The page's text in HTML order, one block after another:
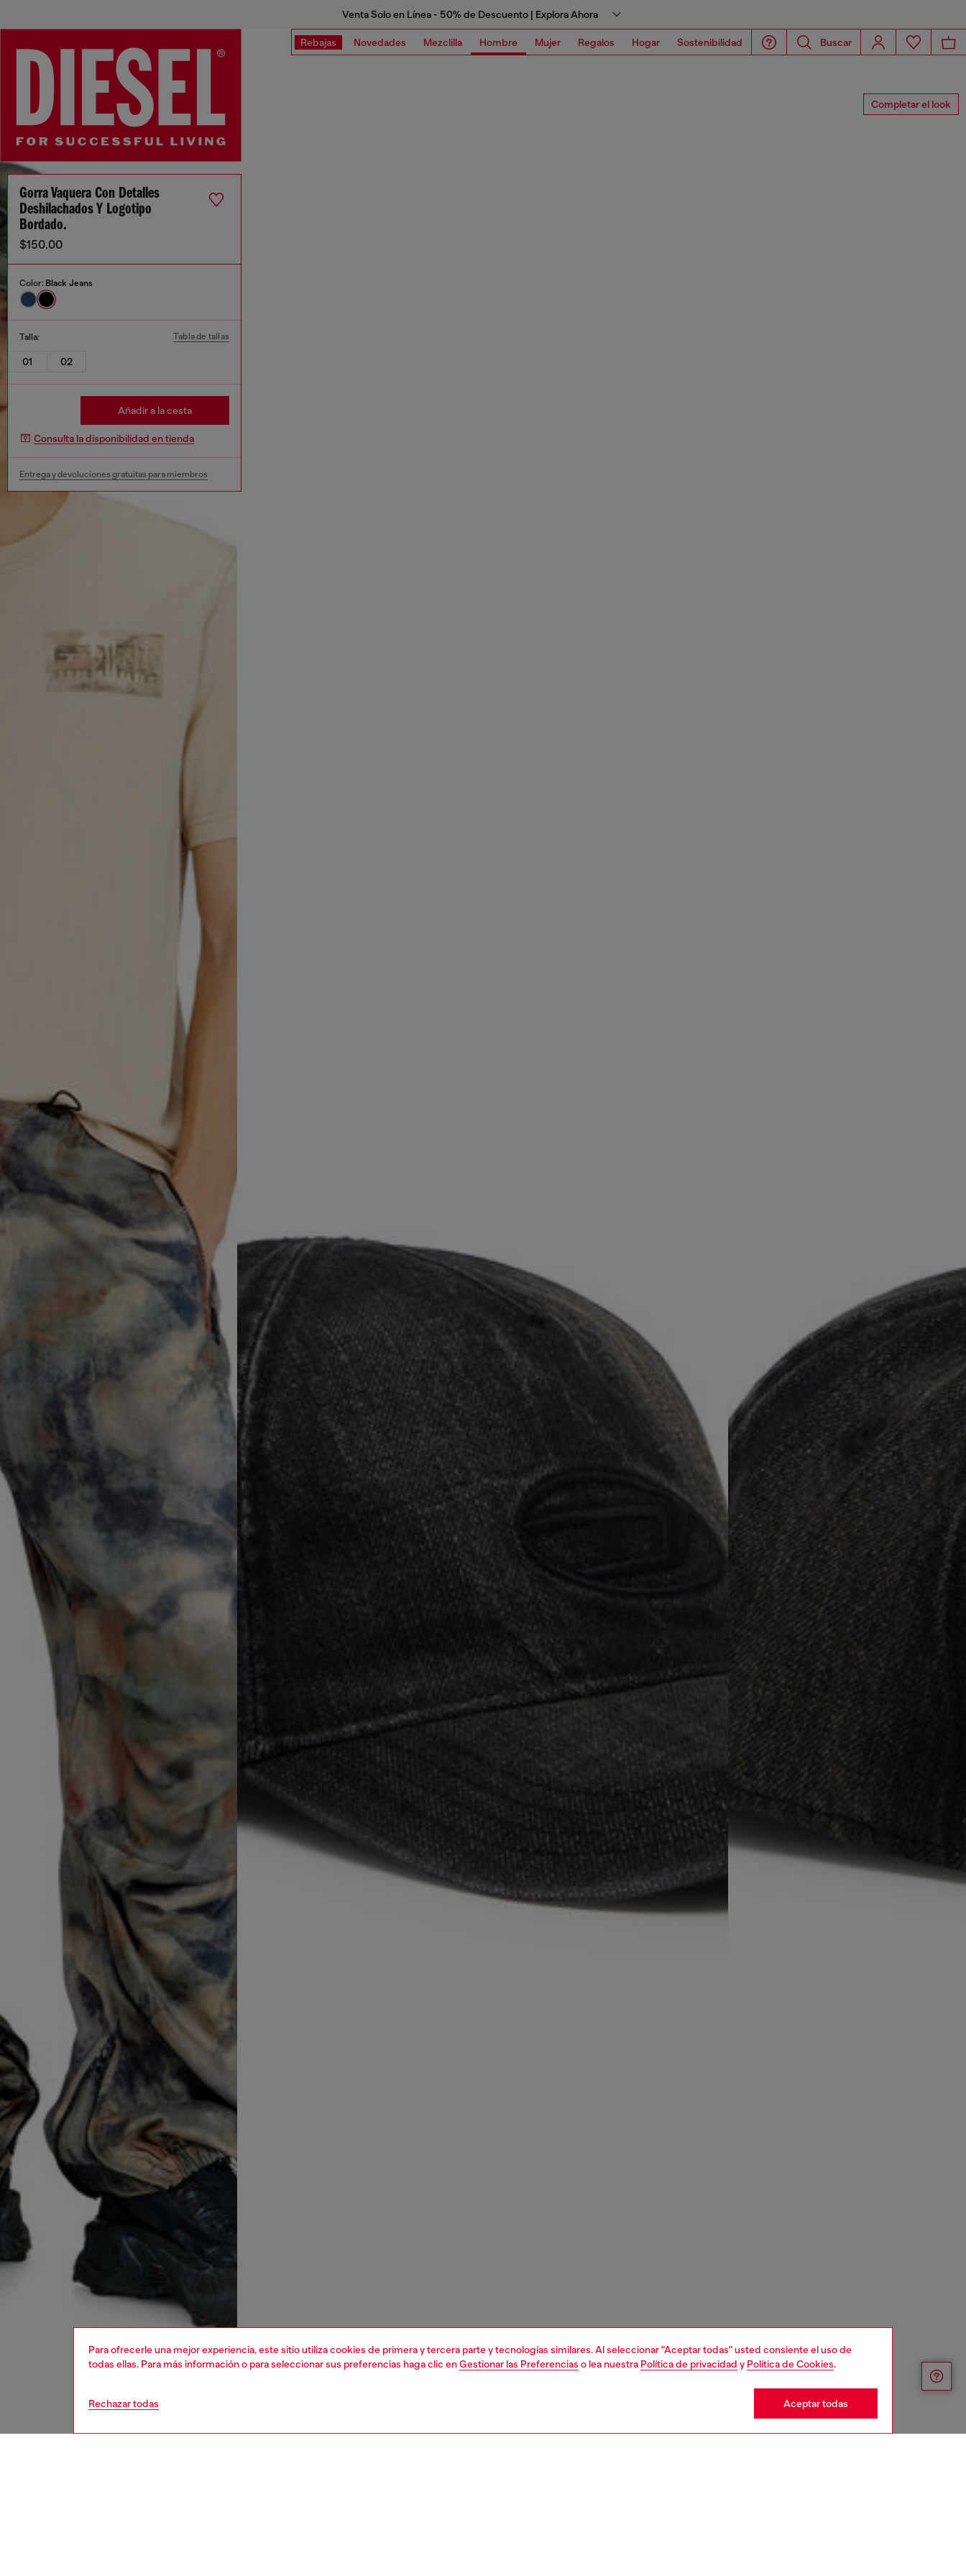
Para ofrecerle una mejor experiencia, este sitio utiliza cookies de primera y tercera parte y tecnologías similares. Al seleccionar "Aceptar todas" usted consiente el uso de
todas ellas. Para más información o para seleccionar sus preferencias haga clic enGestionar las Preferencias o lea nuestra Política de privacidad y Política de Cookies.
Rechazar todas Aceptar todas
Venta Solo en Línea - 50% de Descuento | Explora Ahora
Rebajas Novedades Mezclilla Hombre Mujer Regalos Hogar Sostenibilidad Buscar
Completar el look
Gorra Vaquera Con Detalles
Deshilachados Y Logotipo
Bordado.
$150.00
Color: Black Jeans
Talla: Tabla de tallas
01 02
Añadir a la cesta
Consulta la disponibilidad en tienda
Entrega y devoluciones gratuitas para miembros